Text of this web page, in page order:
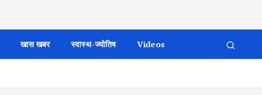
खास खबर स्वास्थ-ज्योतिष Videos